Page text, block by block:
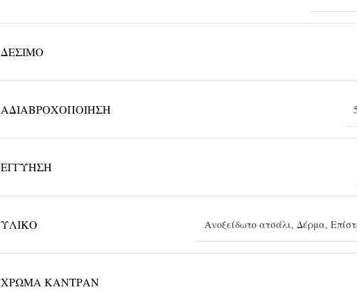
ΔΈΣΙΜΟ
ΑΔΙΑΒΡΟΧΟΠΟΊΗΣΗ
ΕΓΓΎΗΣΗ
ΥΛΙΚΌ Ανοξείδωτο ατσάλι, Δέρμα,
ΧΡΏΜΑ ΚΑΝΤΡΆΝ